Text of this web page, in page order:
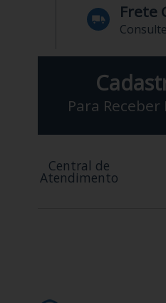
Frete
Para
Central de
Atendimento